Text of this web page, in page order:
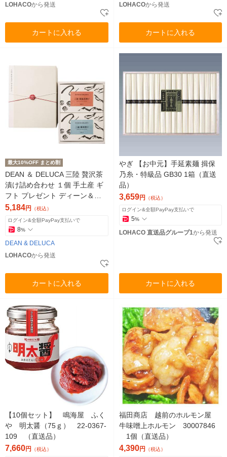
LOHACOから発送
カートに入れる
LOHACOから発送
カートに入れる
最大10%OFF まとめ割
DEAN ＆ DELUCA 三陸 贅沢茶
漬け詰め合わせ １個 手土産 ギ
フト プレゼント ディーン＆デ
ルーカ 紙袋付き
5,184円 （税込）
ログイン&全額PayPay支払いで
8%
DEAN & DELUCA
LOHACOから発送
カートに入れる
やぎ 【お中元】手延素麺 揖保
乃糸・特級品 GB30 1箱（直送
品）
3,659円 （税込）
ログイン&全額PayPay支払いで
5%
LOHACO 直送品グループ1から発送
カートに入れる
【10個セット】 鳴海屋 ふく
や 明太醤（75ｇ） 22-0367-
109 （直送品）
7,660円 （税込）
福田商店 越前のホルモン屋
牛味噌上ホルモン 30007846
1個（直送品）
4,390円 （税込）